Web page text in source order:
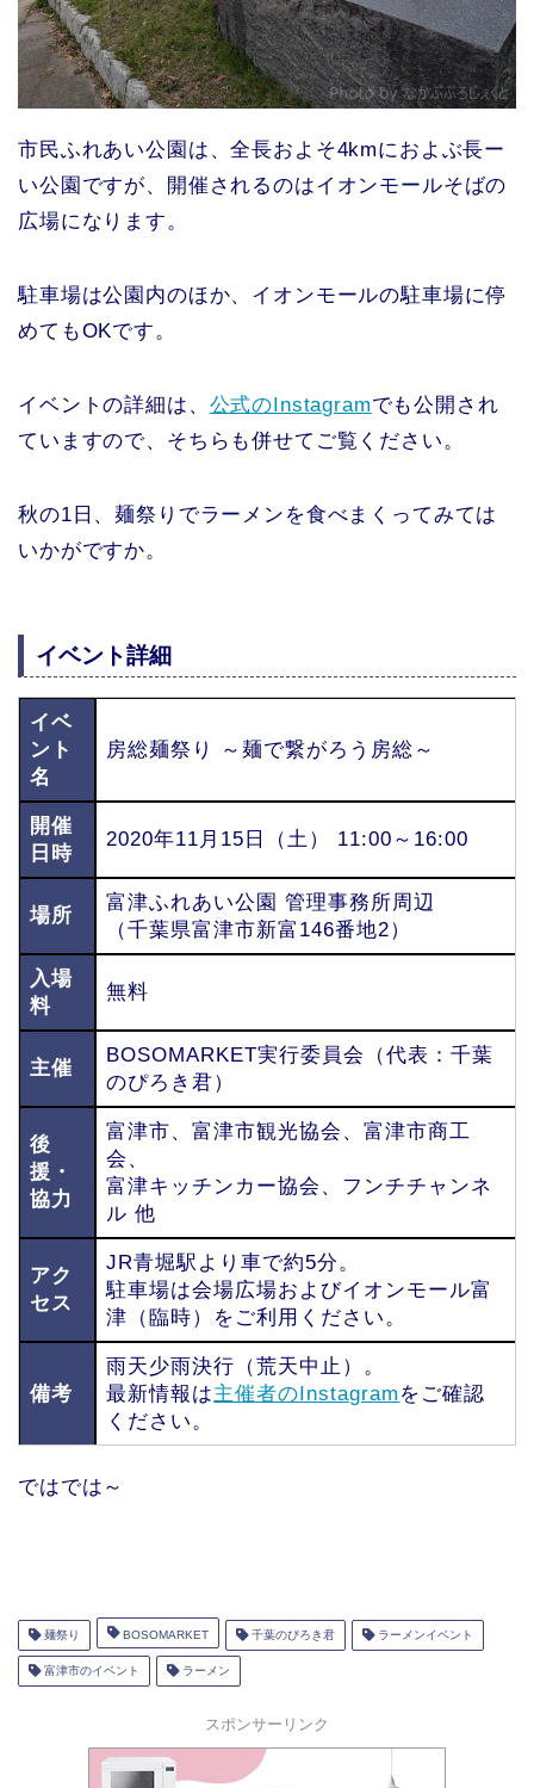
市民ふれあい公園は、全長およそ4kmにおよぶ長ー
い公園ですが、開催されるのはイオンモールそばの
広場になります。
駐車場は公園内のほか、イオンモールの駐車場に停
めてもOKです。
イベントの詳細は、 公式のInstagramでも公開され
ていますので、そちらも併せてご覧ください。
秋の1日、麺祭りでラーメンを食べまくってみては
いかがですか。
イベント詳細
イベ
ント
名
房総麺祭り ～麺で繋がろう房総～
開催
日時
2020年11月15日（土） 11:00～16:00
場所
富津ふれあい公園 管理事務所周辺
（千葉県富津市新富146番地2）
入場
料
無料
主催
BOSOMARKET実行委員会（代表：千葉
のぴろき君）
後
援・
協力
富津市、富津市観光協会、富津市商工
会、
富津キッチンカー協会、フンチチャンネ
ル 他
アク
セス
JR青堀駅より車で約5分。
駐車場は会場広場およびイオンモール富
津（臨時）をご利用ください。
備考
雨天少雨決行（荒天中止）。
最新情報は主催者のInstagram をご確認
ください。
ではでは～
麺祭り BOSOMARKET 千葉のぴろき君 ラーメンイベント
富津市のイベント ラーメン
スポンサーリンク